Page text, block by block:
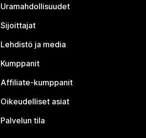
Uramahdollisuudet
Sijoittajat
Lehdistö ja media
Kumppanit
Affiliate-kumppanit
Oikeudelliset asiat
Palvelun tila